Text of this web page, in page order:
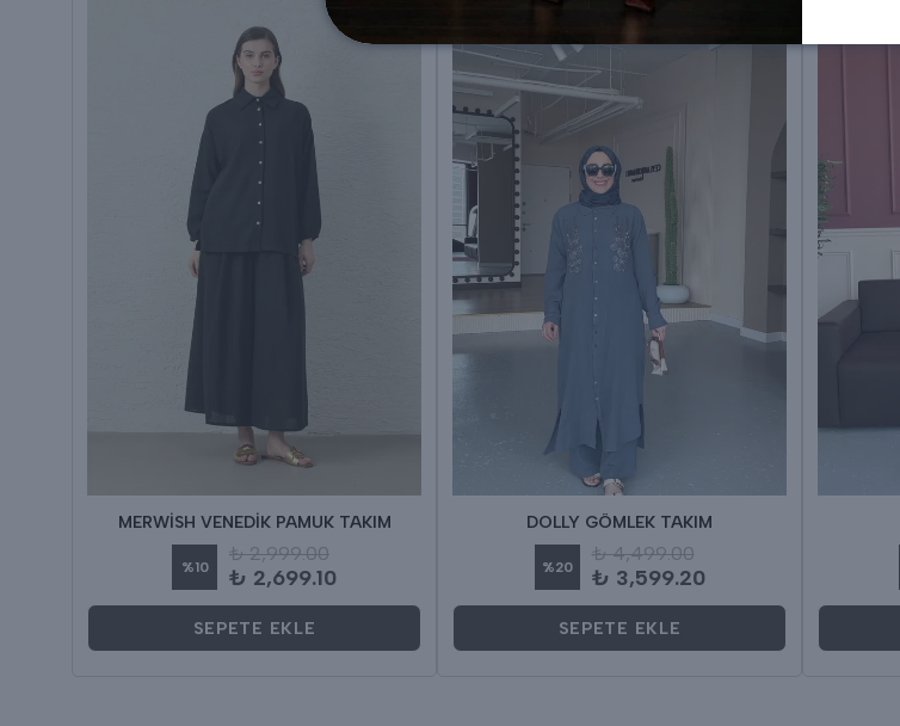
MERWİSH VENEDİK PAMUK TAKIM
%10
₺ 2,999.00
₺ 2,699.10
SEPETE EKLE
DOLLY GÖMLEK TAKIM
%20
₺ 4,499.00
₺ 3,599.20
SEPETE EKLE